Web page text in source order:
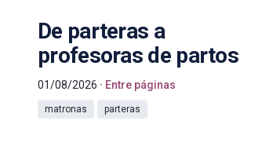
De parteras a
profesoras de partos
01/08/2026 Entre páginas
matronas parteras